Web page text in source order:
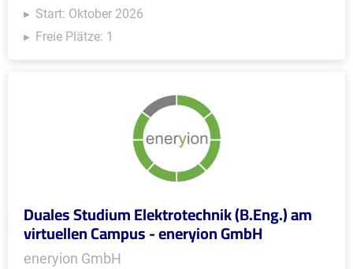
Start: Oktober 2026
Freie Plätze: 1
Duales Studium Elektrotechnik (B.Eng.) am
virtuellen Campus - eneryion GmbH
eneryion GmbH